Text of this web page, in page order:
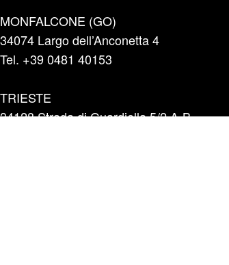
MONFALCONE (GO)
34074 Largo dell’Anconetta 4
Tel. +39 0481 40153
TRIESTE
34128 Strada di Guardiella 5/2 A-B